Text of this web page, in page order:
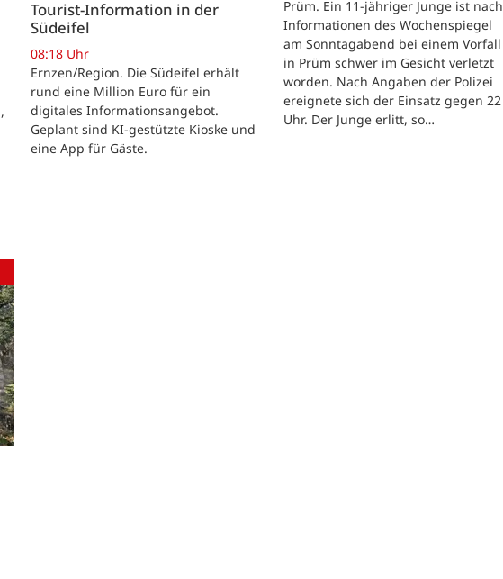
Tourist-Information in der
Südeifel
08:18 Uhr
Ernzen/Region. Die Südeifel erhält
rund eine Million Euro für ein
digitales Informationsangebot.
Geplant sind KI-gestützte Kioske und
eine App für Gäste.
Prüm. Ein 11-jähriger Junge ist nach
Informationen des Wochenspiegel
am Sonntagabend bei einem Vorfall
in Prüm schwer im Gesicht verletzt
worden. Nach Angaben der Polizei
ereignete sich der Einsatz gegen 22
Uhr. Der Junge erlitt, so…